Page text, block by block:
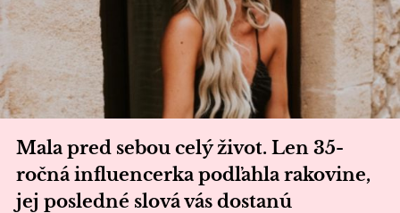
Mala pred sebou celý život. Len 35-
ročná influencerka podľahla rakovine,
jej posledné slová vás dostanú